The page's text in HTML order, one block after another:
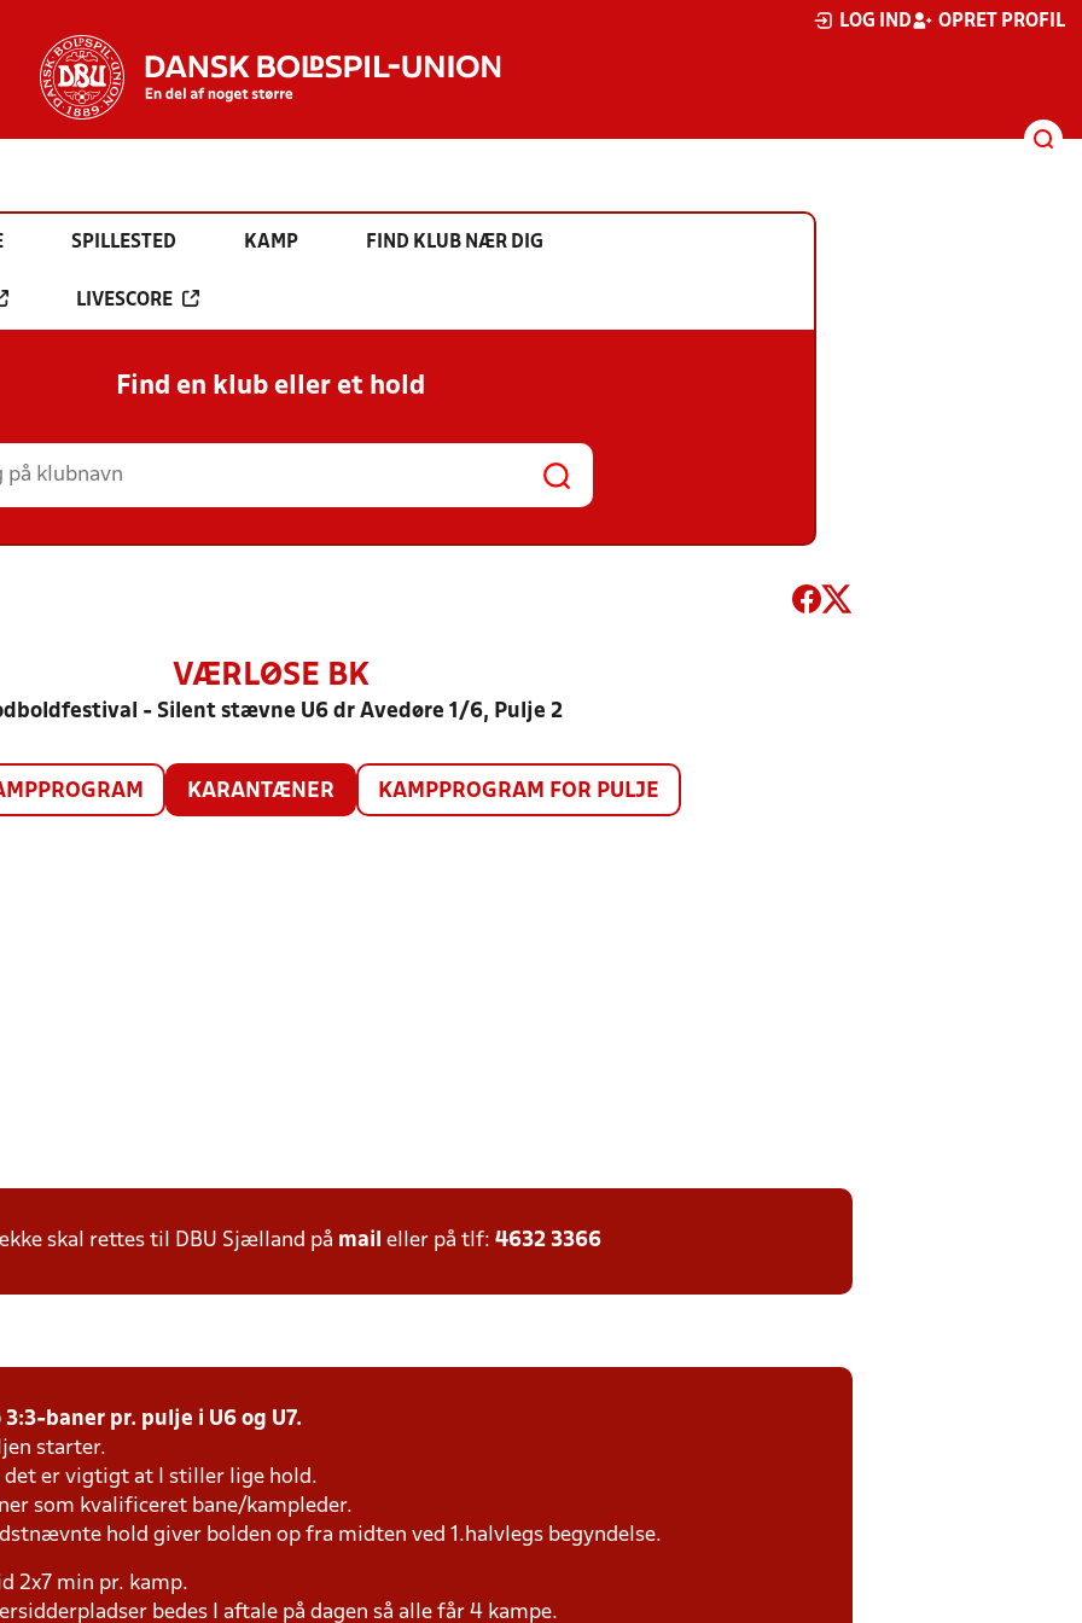
LOG IND OPRET PROFIL
SPILLESTED KAMP FIND KLUB NÆR DIG
LIVESCORE
Find en klub eller et hold
VÆRLØSE BK
- Silent stævne U6 dr Avedøre 1/6, Pulje 2
KARANTÆNER KAMPPROGRAM FOR PULJE
skal rettes til DBU Sjælland på mail eller på tlf: 4632 3366
baner pr. pulje i U6 og U7.
starter.
det er vigtigt at I stiller lige hold.
som kvalificeret bane/kampleder.
hold giver bolden op fra midten ved 1.halvlegs begyndelse.
2x7 min pr. kamp.
bedes I aftale på dagen så alle får 4 kampe.